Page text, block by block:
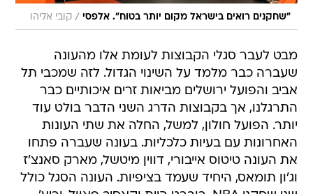
"שחקנים רואים בישראל מקום יותר בטוח". אלפסי / קובי אליהו
מבט לעבר סגלי הקבוצות לעומת אלו מהעונה
שעברה כבר מלמד על השינוי הגדול. לזה שמכבי תל
אביב והפועל ירושלים מביאות זרים איכותיים כבר
התרגלנו, אך בקבוצות הדרג השני הדבר בולט עוד
יותר. הפועל חולון, למשל, החלה את שתי העונות
האחרונות עם בעיות כלכליות. בעונה שעברה פתחו
את העונה טיטוס אייבורי, דווין מיטשל, מארק סאנצ'ז
וג'ון תומאס, היחיד שעמד בציפיות. העונה הסגל כולל